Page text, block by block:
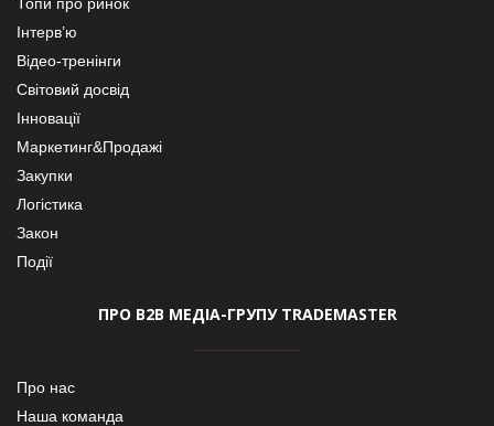
Інтерв’ю
Відео-тренінги
Світовий досвід
Інновації
Маркетинг&Продажі
Закупки
Логістика
Закон
Події
ПРО В2В МЕДІА-ГРУПУ TRADEMASTER
Про нас
Наша команда